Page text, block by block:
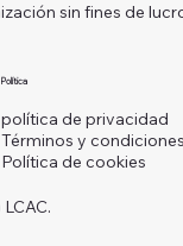
sin fines de
Política
política de privacidad
Términos y condiciones
Política de cookies